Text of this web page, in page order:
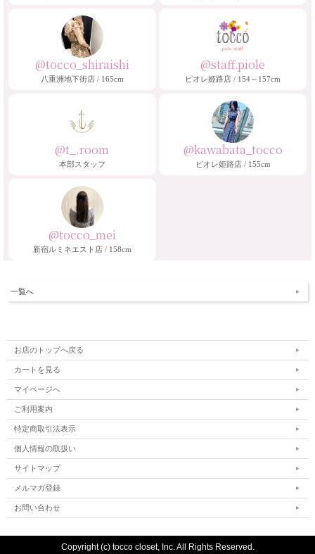
@tocco_shiraishi
八重洲地下街店 / 165cm
@staff.piole
ピオレ姫路店 / 154～157cm
@t_.room
本部スタッフ
@kawabata_tocco
ピオレ姫路店 / 155cm
@tocco_mei
新宿ルミネエスト店 / 158cm
一覧へ
お店のトップへ戻る
カートを見る
マイページへ
ご利用案内
特定商取引法表示
個人情報の取扱い
サイトマップ
メルマガ登録
お問い合わせ
Copyright (c) tocco closet, Inc. All Rights Reserved.